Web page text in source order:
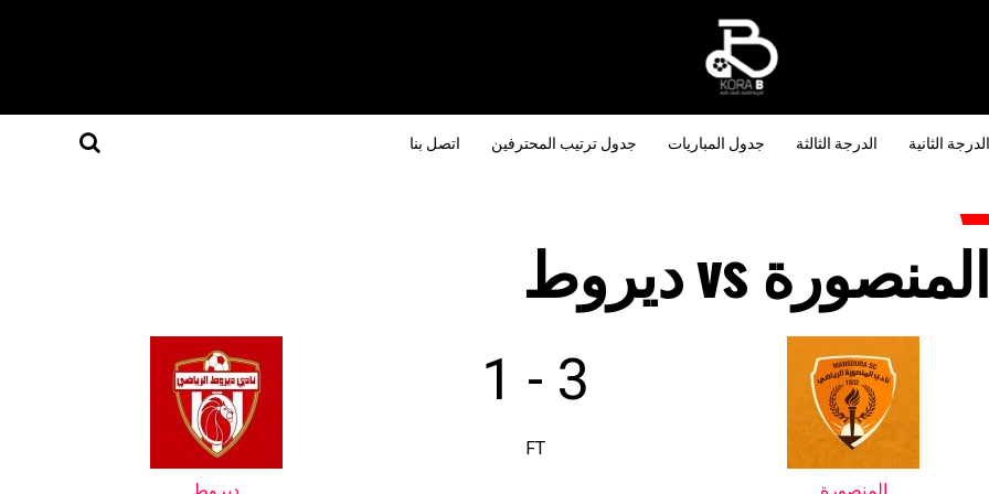
الدرجة الثانية الدرجة الثالثة جدول المباريات جدول ترتيب المحترفين اتصل بنا
المنصورة vs ديروط
3
-
1
FT